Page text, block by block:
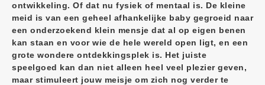
ontwikkeling. Of dat nu fysiek of mentaal is. De kleine
meid is van een geheel afhankelijke baby gegroeid naar
een onderzoekend klein mensje dat al op eigen benen
kan staan en voor wie de hele wereld open ligt, en een
grote wondere ontdekkingsplek is. Het juiste
speelgoed kan dan niet alleen heel veel plezier geven,
maar stimuleert jouw meisje om zich nog verder te